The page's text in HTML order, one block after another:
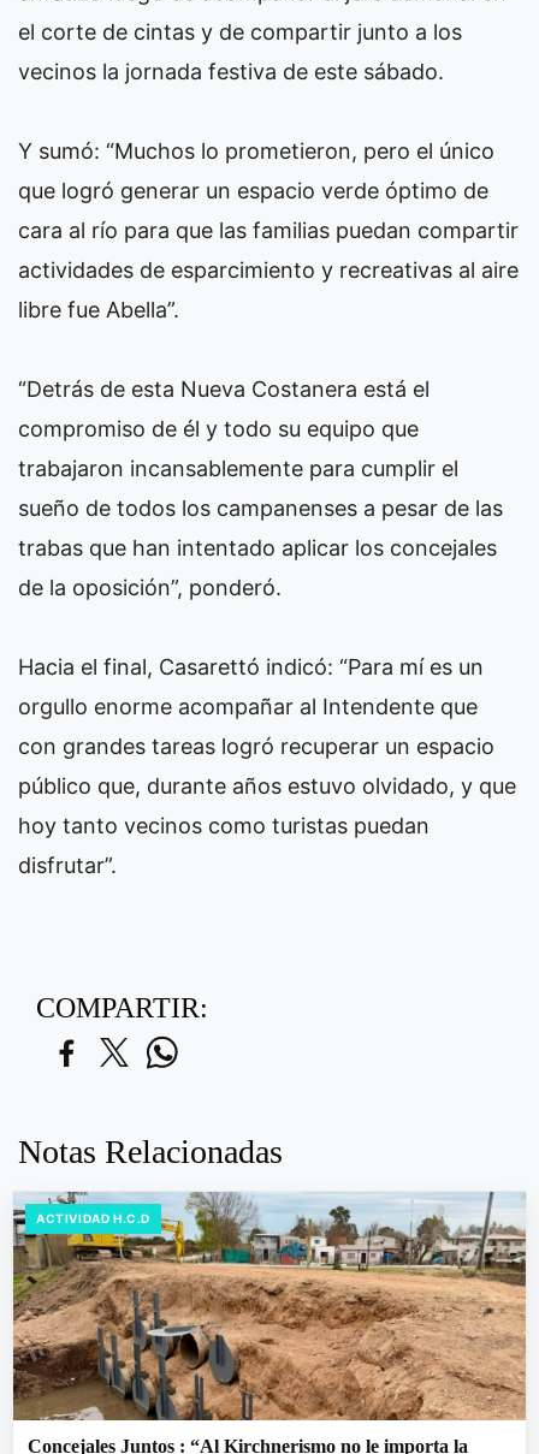
el corte de cintas y de compartir junto a los
vecinos la jornada festiva de este sábado.
Y sumó: “Muchos lo prometieron, pero el único
que logró generar un espacio verde óptimo de
cara al río para que las familias puedan compartir
actividades de esparcimiento y recreativas al aire
libre fue Abella”.
“Detrás de esta Nueva Costanera está el
compromiso de él y todo su equipo que
trabajaron incansablemente para cumplir el
sueño de todos los campanenses a pesar de las
trabas que han intentado aplicar los concejales
de la oposición”, ponderó.
Hacia el final, Casarettó indicó: “Para mí es un
orgullo enorme acompañar al Intendente que
con grandes tareas logró recuperar un espacio
público que, durante años estuvo olvidado, y que
hoy tanto vecinos como turistas puedan
disfrutar”.
COMPARTIR:
Notas Relacionadas
ACTIVIDAD H.C.D
Concejales Juntos : “Al Kirchnerismo no le importa la